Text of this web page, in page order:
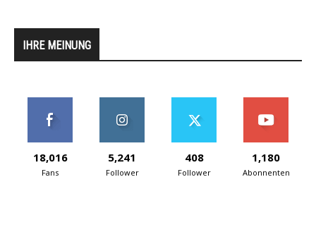
IHRE MEINUNG
18,016
Fans
5,241
Follower
408
Follower
1,180
Abonnenten